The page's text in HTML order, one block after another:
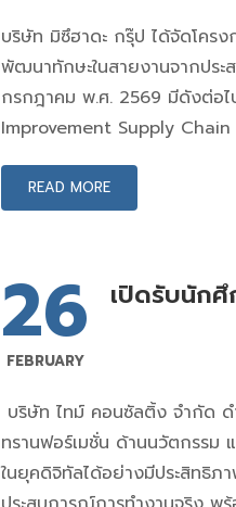
บริษัท มิซึฮาดะ กรุ๊ป ได้จัดโคร
พัฒนาทักษะในสายงานจากปร
กรกฎาคม พ.ศ. 2569 มีดังต่อ
Improvement Supply
READ MORE
26
FEBRUARY
เปิดรับนัก
บริษัท ไทม์ คอนซัลติ้ง จำกัด ด
ทรานฟอร์เมชั่น ด้านนวัตกรรม
ในยุคดิจิทัลได้อย่างมีประสิทธิ